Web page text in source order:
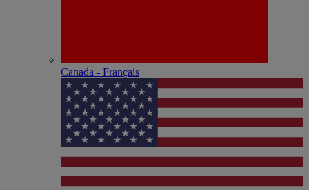
Canada - Français